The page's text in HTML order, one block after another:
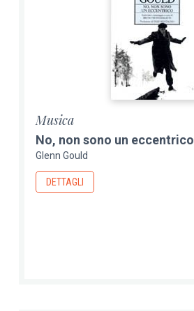
Musica
No, non sono un eccentrico
Glenn Gould
DETTAGLI